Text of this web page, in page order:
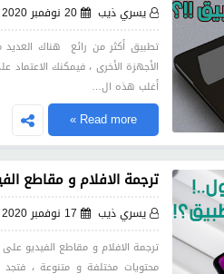
يسري ذيب 20 نوفمبر 2020
تطبيق أكثر من رائع هناك
الأجهزة الأخرى ، فيمكنك الاعتماد
أغلب هذه ال…
Read more »
ترجمة الافلام و مقاطع
يسري ذيب 17 نوفمبر 2020
ترجمة الافلام و مقاطع الفيديو
محتويات مختلفة و متنوعة ،